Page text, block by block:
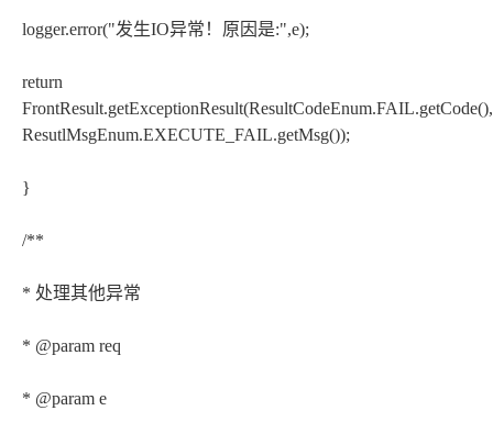
logger.error("发生IO异常！原因是:",e);
return
FrontResult.getExceptionResult(ResultCodeEnum.FAIL.getCode(),
ResutlMsgEnum.EXECUTE_FAIL.getMsg());
}
/**
* 处理其他异常
* @param req
* @param e